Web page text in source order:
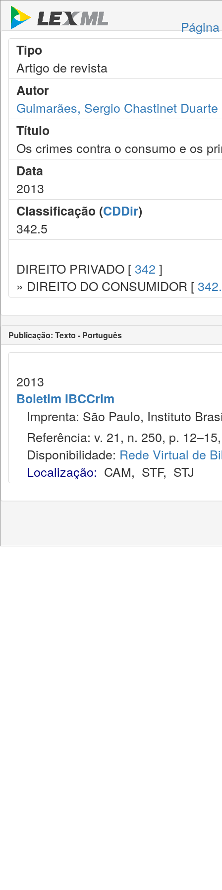
Tipo
Artigo de revista
Autor
Guimarães, Sergio Chastinet Duarte
Título
Os crimes contra o consumo e os
Data
2013
Classificação (CDDir)
342.5
DIREITO PRIVADO [ 342 ]
» DIREITO DO CONSUMIDOR [
Publicação: Texto - Português
2013
Boletim IBCCrim
Imprenta: São Paulo, Instituto
Referência: v. 21, n. 250, p.
Disponibilidade: Rede Virtual de
Localização: CAM, STF, STJ